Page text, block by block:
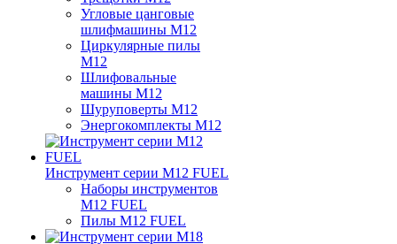
Угловые цанговые
шлифмашины M12
Циркулярные пилы
M12
Шлифовальные
машины M12
Шуруповерты M12
Энергокомплекты M12
Инструмент серии M12 FUEL
Наборы инструментов
M12 FUEL
Пилы M12 FUEL